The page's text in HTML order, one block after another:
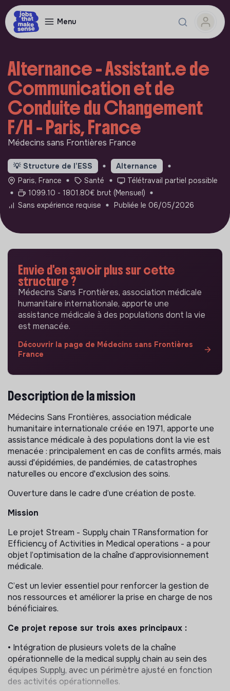
Menu
Alternance - Assistant.e de
Communication et de
Conduite du Changement
F/H - Paris, France
Médecins sans Frontières France
💡 Structure de l’ESS
Alternance
Paris, France
Santé
Télétravail partiel possible
1099.10 - 1801.80€ brut (Mensuel)
Sans expérience requise
Publiée le 06/05/2026
Envie d'en savoir plus sur cette
structure ?
Médecins Sans Frontières, association médicale
humanitaire internationale, apporte une
assistance médicale à des populations dont la vie
est menacée.
Découvrir la page de Médecins sans Frontières
France
Description de la mission
Médecins Sans Frontières, association médicale
humanitaire internationale créée en 1971, apporte une
assistance médicale à des populations dont la vie est
menacée : principalement en cas de conflits armés, mais
aussi d'épidémies, de pandémies, de catastrophes
naturelles ou encore d'exclusion des soins.
Ouverture dans le cadre d’une création de poste.
Mission
Le projet Stream - Supply chain TRansformation for
Efficiency of Activities in Medical operations - a pour
objet l’optimisation de la chaîne d’approvisionnement
médicale.
C’est un levier essentiel pour renforcer la gestion de
nos ressources et améliorer la prise en charge de nos
bénéficiaires.
Ce projet repose sur trois axes principaux :
• Intégration de plusieurs volets de la chaîne
opérationnelle de la medical supply chain au sein des
équipes Supply, avec un périmètre ajusté en fonction
des activités opérationnelles.